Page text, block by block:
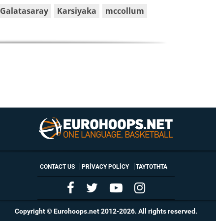
Galatasaray Karsiyaka mccollum
CONTACT US PRIVACY POLICY ΤΑΥΤΟΤΗΤΑ
Copyright © Eurohoops.net 2012-2026. All rights reserved.